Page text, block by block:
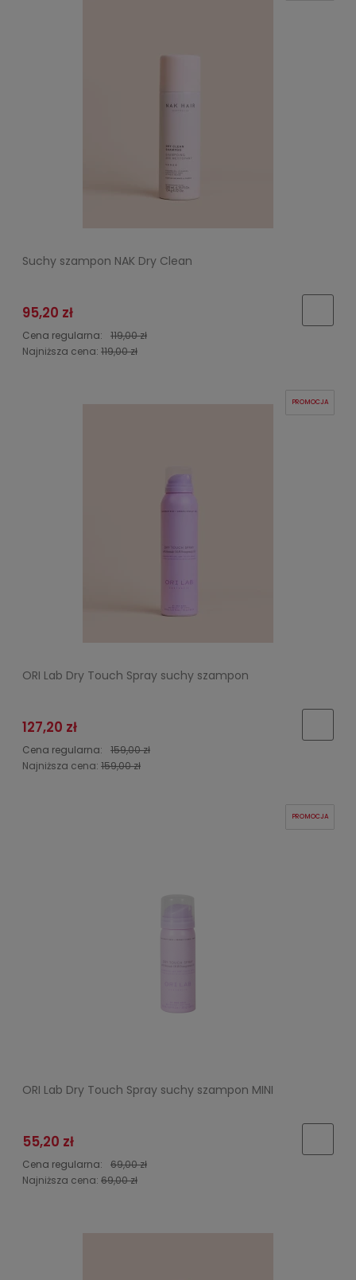
Suchy szampon NAK Dry Clean
95,20 zł
Cena regularna:
119,00 zł
Najniższa cena: 119,00 zł
ORI Lab Dry Touch Spray suchy szampon
127,20 zł
Cena regularna:
159,00 zł
Najniższa cena: 159,00 zł
PROMOCJA
ORI Lab Dry Touch Spray suchy szampon MINI
55,20 zł
Cena regularna:
69,00 zł
Najniższa cena: 69,00 zł
PROMOCJA